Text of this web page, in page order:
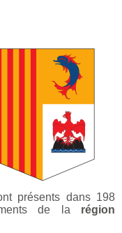
présents dans 198
de la région